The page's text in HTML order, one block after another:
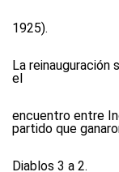
1925).
La reinauguración
el
encuentro entre
partido que
Diablos 3 a 2.